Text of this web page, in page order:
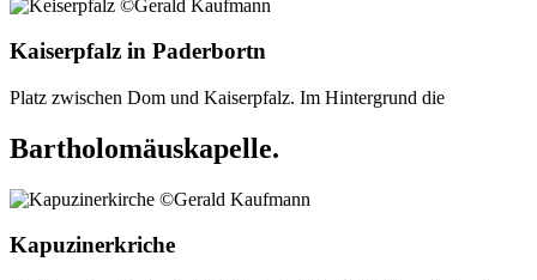
Kaiserpfalz in Paderbortn
Platz zwischen Dom und Kaiserpfalz. Im Hintergrund die
Bartholomäuskapelle.
Kapuzinerkriche